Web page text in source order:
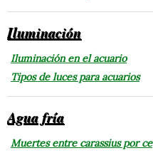
Iluminación
Iluminación en el acuario
Tipos de luces para acuarios
Agua fría
Muertes entre carassius por ce